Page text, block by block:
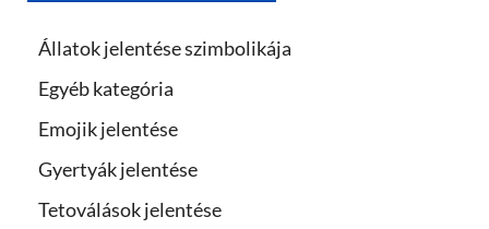
Állatok jelentése szimbolikája
Egyéb kategória
Emojik jelentése
Gyertyák jelentése
Tetoválások jelentése